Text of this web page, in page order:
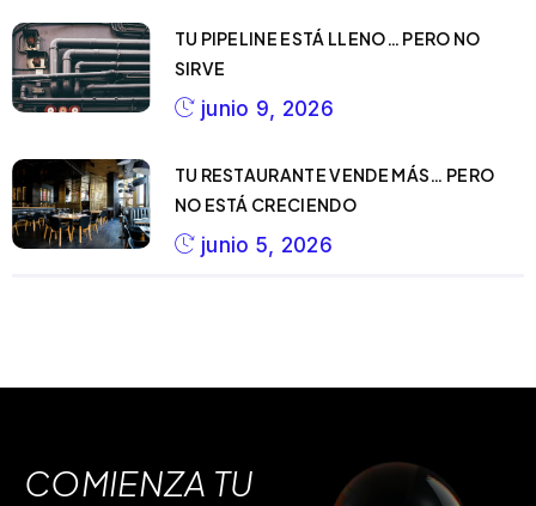
TU PIPELINE ESTÁ LLENO… PERO NO
SIRVE
junio 9, 2026
TU RESTAURANTE VENDE MÁS… PERO
NO ESTÁ CRECIENDO
junio 5, 2026
COMIENZA TU